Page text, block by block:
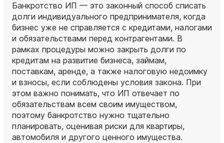
Банкротство ИП — это законный способ списать
долги индивидуального предпринимателя, когда
бизнес уже не справляется с кредитами, налогами
и обязательствами перед контрагентами. В
рамках процедуры можно закрыть долги по
кредитам на развитие бизнеса, займам,
поставкам, аренде, а также налоговую недоимку
и взносы, если соблюдены условия закона. При
этом важно понимать, что ИП отвечает по
обязательствам всем своим имуществом,
поэтому банкротство нужно тщательно
планировать, оценивая риски для квартиры,
автомобиля и другого ценного имущества.